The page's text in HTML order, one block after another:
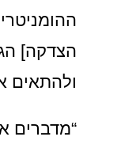
הצדקה]
ולהתאים
“מדברים